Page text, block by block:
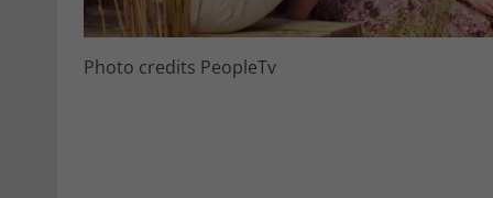
Photo credits PeopleTv